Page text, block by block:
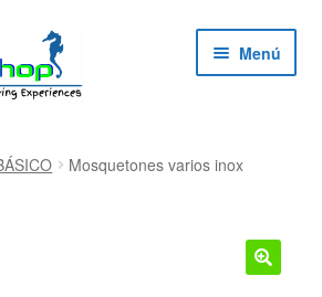
Menú
Mosquetones varios inox